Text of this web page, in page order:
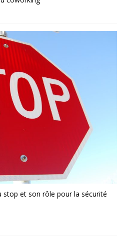
stop et son rôle pour la sécurité